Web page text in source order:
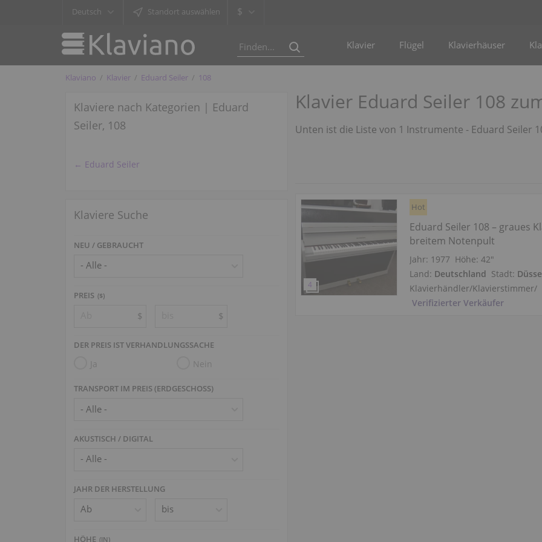
Deutsch Standort auswählen $
Klavier Flügel Klavierhäuser
Klaviano Klavier Eduard Seiler 108
Klaviere nach Kategorien | Eduard
Seiler, 108
← Eduard Seiler
Klaviere Suche
NEU / GEBRAUCHT
PREIS ($)
$ $
DER PREIS IST VERHANDLUNGSSACHE
Ja Nein
TRANSPORT IM PREIS (ERDGESCHOSS)
AKUSTISCH / DIGITAL
JAHR DER HERSTELLUNG
HÖHE (IN)
Klavier Eduard Seiler 108
Unten ist die Liste von 1 Instrumente - Eduard Seiler
Hot
Eduard Seiler 108 – graues
breitem Notenpult
Jahr: 1977 Höhe:42″
Land: Deutschland Stadt:
Klavierhändler/Klavierstimmer/
Verifizierter Verkäufer